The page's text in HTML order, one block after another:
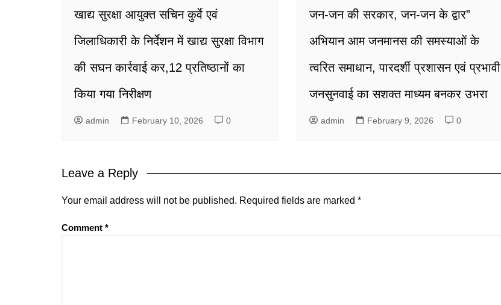
खाद्य सुरक्षा आयुक्त सचिन कुर्वे एवं
जिलाधिकारी के निर्देशन में खाद्य सुरक्षा विभाग
की सघन कार्रवाई कर,12 प्रतिष्ठानों का
किया गया निरीक्षण
admin February 10, 2026 0
जन-जन की सरकार, जन-जन के द्वार”
अभियान आम जनमानस की समस्याओं के
त्वरित समाधान, पारदर्शी प्रशासन एवं प्रभावी
जनसुनवाई का सशक्त माध्यम बनकर उभरा
admin February 9, 2026 0
Leave a Reply
Your email address will not be published. Required fields are marked *
Comment *